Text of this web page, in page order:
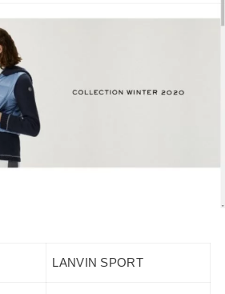
LANVIN SPORT